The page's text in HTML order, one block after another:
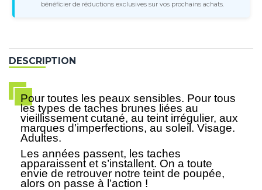
bénéficier de réductions exclusives sur vos prochains achats.
DESCRIPTION
Pour toutes les peaux sensibles. Pour tous
les types de taches brunes liées au
vieillissement cutané, au teint irrégulier, aux
marques d’imperfections, au soleil. Visage.
Adultes.
Les années passent, les taches
apparaissent et s’installent. On a toute
envie de retrouver notre teint de poupée,
alors on passe à l’action !